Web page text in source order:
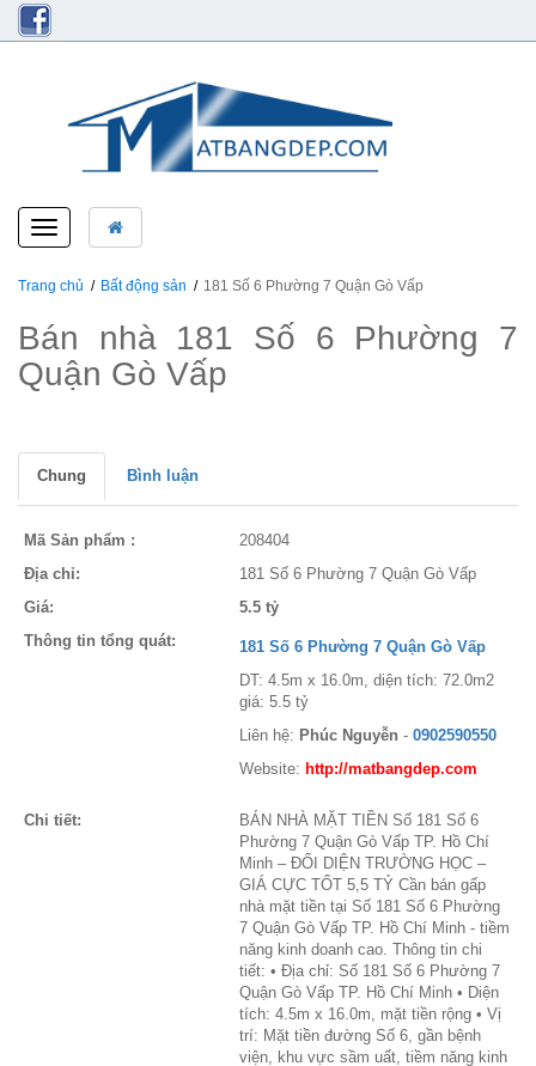
Toggle
navigation
Trang chủ Bất động sản 181 Số 6 Phường 7 Quận Gò Vấp
Bán nhà 181 Số 6 Phường 7
Quận Gò Vấp
Chung Bình luận
Mã Sản phẩm :
208404
Địa chỉ:
181 Số 6 Phường 7 Quận Gò Vấp
Giá:
5.5 tỷ
Thông tin tổng quát:
181 Số 6 Phường 7 Quận Gò Vấp
DT: 4.5m x 16.0m, diện tích: 72.0m2
giá: 5.5 tỷ
Liên hệ: Phúc Nguyễn - 0902590550
Website: http://matbangdep.com
Chi tiết:
BÁN NHÀ MẶT TIỀN Số 181 Số 6
Phường 7 Quận Gò Vấp TP. Hồ Chí
Minh – ĐỐI DIỆN TRƯỜNG HỌC –
GIÁ CỰC TỐT 5,5 TỶ Cần bán gấp
nhà mặt tiền tại Số 181 Số 6 Phường
7 Quận Gò Vấp TP. Hồ Chí Minh - tiềm
năng kinh doanh cao. Thông tin chi
tiết: • Địa chỉ: Số 181 Số 6 Phường 7
Quận Gò Vấp TP. Hồ Chí Minh • Diện
tích: 4.5m x 16.0m, mặt tiền rộng • Vị
trí: Mặt tiền đường Số 6, gần bệnh
viện, khu vực sầm uất, tiềm năng kinh